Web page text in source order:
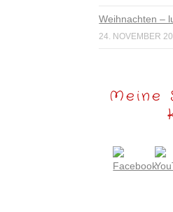
Weihnachten –
24. NOVEMBER
Meine